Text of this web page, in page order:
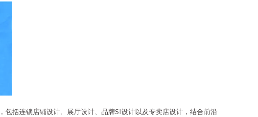
括连锁店铺设计、展厅设计、品牌SI设计以及专卖店设计，结合前沿